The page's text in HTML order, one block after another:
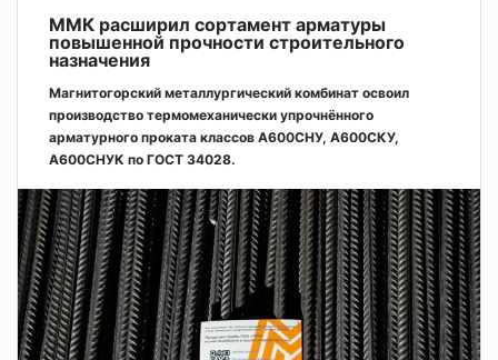
ММК расширил сортамент арматуры
повышенной прочности строительного
назначения
Магнитогорский металлургический комбинат освоил
производство термомеханически упрочнённого
арматурного проката классов А600СНУ, А600СКУ,
А600СНУК по ГОСТ 34028.